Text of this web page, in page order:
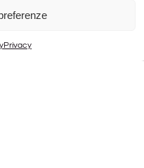
Privacy